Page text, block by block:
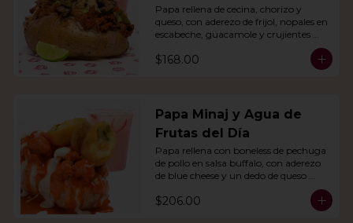
Papa rellena de cecina, chorizo y
queso, con aderezo de frijol, nopales en
escabeche, guacamole y crujientes
$168.00
Papa Minaj y Agua de
Frutas del Día
Papa rellena con boneless de pechuga
de pollo en salsa buffalo, con aderezo
de blue cheese y un dedo de queso
relleno de jalapeño. Con agua del día.
$206.00